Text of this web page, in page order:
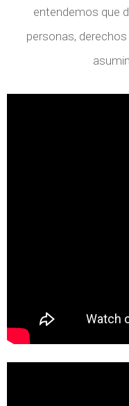
entendemos que
personas,